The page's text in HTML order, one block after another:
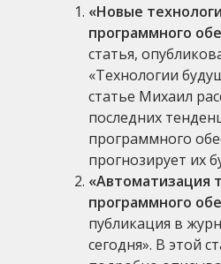
«Новые
программного
статья,
«Технологии
статье Михаил
последних
программного
прогнозирует их
«Автоматизация
программного
публикация в
сегодня». В этой